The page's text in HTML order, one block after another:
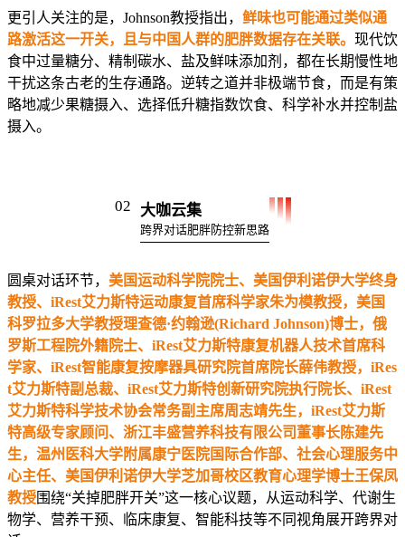
更引人关注的是，Johnson教授指出， 鲜味也可能通过类似通
路激活这一开关，且与中国人群的肥胖数据存在关联。 现代饮
食中过量糖分、精制碳水、盐及鲜味添加剂，都在长期慢性地
干扰这条古老的生存通路。逆转之道并非极端节食，而是有策
略地减少果糖摄入、选择低升糖指数饮食、科学补水并控制盐
摄入。
02 大咖云集
跨界对话肥胖防控新思路
圆桌对话环节， 美国运动科学院院士、美国伊利诺伊大学终身
教授、iRest艾力斯特运动康复首席科学家朱为模教授，美国
科罗拉多大学教授理查德·约翰逊(Richard Johnson)博士，俄
罗斯工程院外籍院士、iRest艾力斯特康复机器人技术首席科
学家、iRest智能康复按摩器具研究院首席院长薛伟教授，iRes
t艾力斯特副总裁、iRest艾力斯特创新研究院执行院长、iRest
艾力斯特科学技术协会常务副主席周志靖先生，iRest艾力斯
特高级专家顾问、浙江丰盛营养科技有限公司董事长陈建先
生，温州医科大学附属康宁医院国际合作部、社会心理服务中
心主任、美国伊利诺伊大学芝加哥校区教育心理学博士王保凤
教授围绕“关掉肥胖开关”这一核心议题，从运动科学、代谢生
物学、营养干预、临床康复、智能科技等不同视角展开跨界对